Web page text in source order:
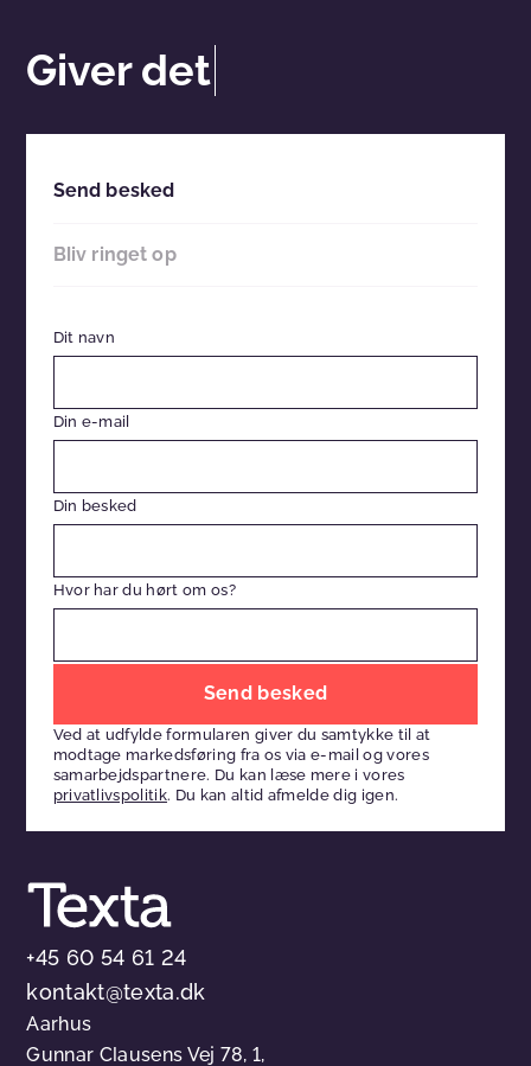
Giver det
Send besked
Bliv ringet op
Dit navn
Din e-mail
Din besked
Hvor har du hørt om os?
dette
felt
tomt
Ved at udfylde formularen giver du samtykke til at
modtage markedsføring fra os via e-mail og vores
samarbejdspartnere. Du kan læse mere i vores
privatlivspolitik. Du kan altid afmelde dig igen.
+45 60 54 61 24
kontakt@texta.dk
Aarhus
Gunnar Clausens Vej 78, 1,